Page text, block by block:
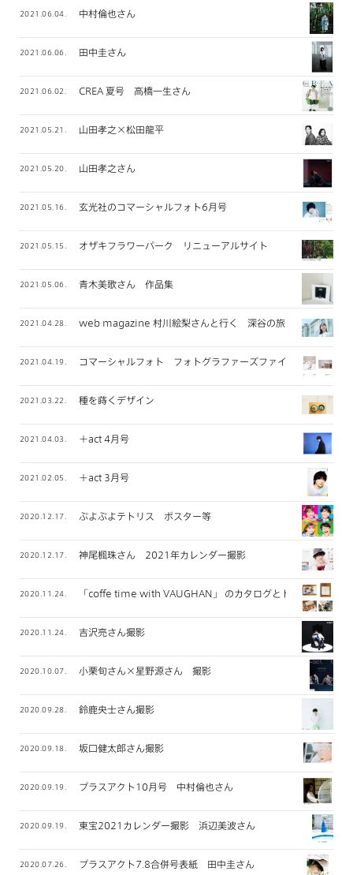
2021.06.04. 中村倫也さん
2021.06.06. 田中圭さん
2021.06.02. CREA 夏号 高橋一生さん
2021.05.21. 山田孝之×松田龍平
2021.05.20. 山田孝之さん
2021.05.16. 玄光社のコマーシャルフォト6月号
2021.05.15. オザキフラワーパーク リニューアルサイト
2021.05.06. 青木美歌さん 作品集
2021.04.28. web magazine 村川絵梨さんと行く 深谷の旅
2021.04.19. コマーシャルフォト フォトグラファーズファイル 2021年
2021.03.22. 種を蒔くデザイン
2021.04.03. ＋act 4月号
2021.02.05. ＋act 3月号
2020.12.17. ぷよぷよテトリス ポスター等
2020.12.17. 神尾楓珠さん 2021年カレンダー撮影
2020.11.24. 「coffe time with VAUGHAN」 のカタログとトートバッグ
2020.11.24. 吉沢亮さん撮影
2020.10.07. 小栗旬さん×星野源さん 撮影
2020.09.28. 鈴鹿央士さん撮影
2020.09.18. 坂口健太郎さん撮影
2020.09.19. プラスアクト10月号 中村倫也さん
2020.09.19. 東宝2021カレンダー撮影 浜辺美波さん
2020.07.26. プラスアクト7.8合併号表紙 田中圭さん